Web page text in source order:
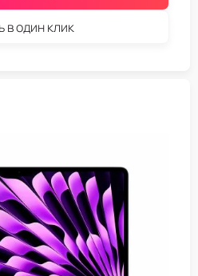
в один клик